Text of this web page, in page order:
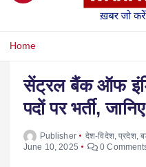
Home
सेंट्रल बैंक ऑफ
पदों पर भर्ती,
Publisher देश-विदेश,प्रदेश,
June 10, 2025
0